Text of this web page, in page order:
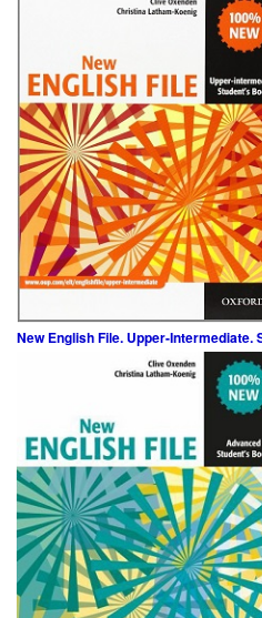
New English File. Upper-Intermediate.